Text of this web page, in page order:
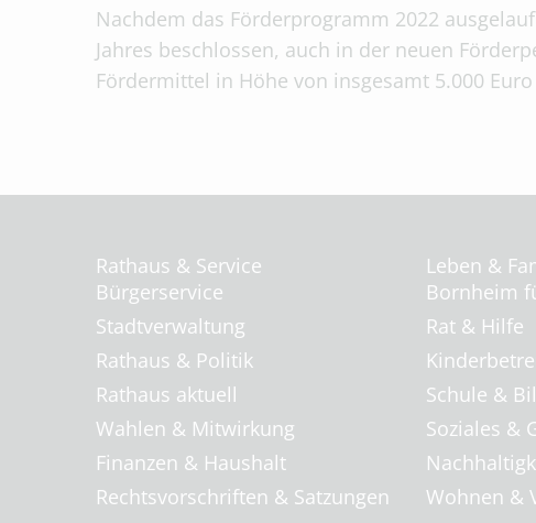
Nachdem das Förderprogramm 2022
Jahres beschlossen, auch in der neuen
Fördermittel in Höhe von insgesamt 5.000
Rathaus & Service
Bürgerservice
Stadtverwaltung
Rathaus & Politik
Rathaus aktuell
Wahlen & Mitwirkung
Finanzen & Haushalt
Rechtsvorschriften & Satzungen
Leben &
Bornheim
Rat & Hilfe
Schule &
Soziales &
Wohnen &